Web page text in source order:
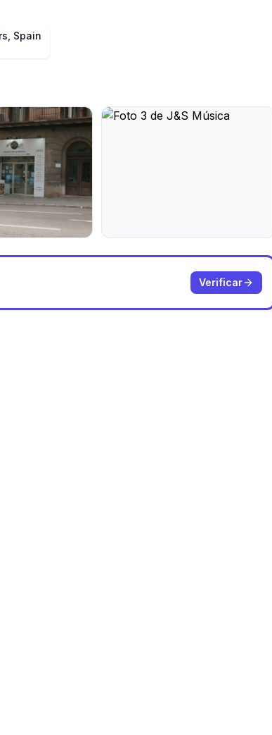
Spain
Verificar